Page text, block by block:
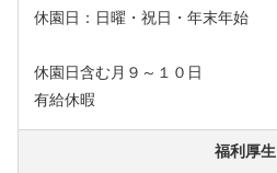
休園日：日曜・祝日・年末年始
休園日含む月９～１０日
有給休暇
福利厚生